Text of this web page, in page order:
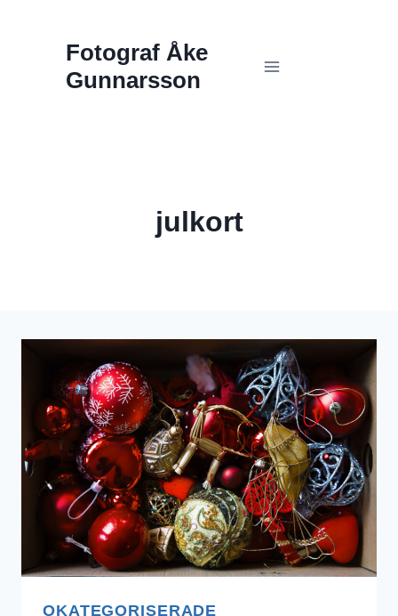
content
Fotograf Åke
Gunnarsson
julkort
OKATEGORISERADE